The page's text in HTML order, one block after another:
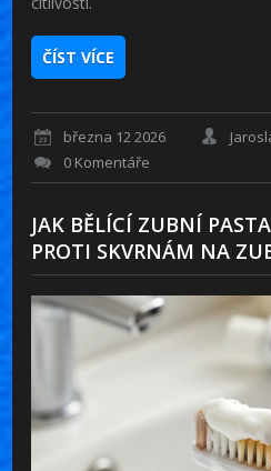
ČÍST VÍCE
března 12 2026
0 Komentáře
JAK BĚLÍCÍ ZUBNÍ
PROTI SKVRNÁM NA